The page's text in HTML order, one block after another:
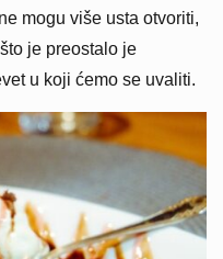
mogu više usta otvoriti,
je preostalo je
u koji ćemo se uvaliti.